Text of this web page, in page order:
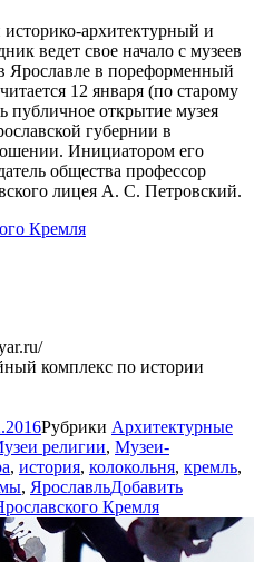
архитектурный и
ведет свое начало с музеев
Ярославле в пореформенный
12 января (по старому
публичное открытие музея
губернии в
Инициатором его
общества профессор
лицея А. С. Петровский.
Кремля
комплекс по истории
Рубрики Архитектурные
религии, Музеи-
, история, колокольня, кремль,
, ЯрославльДобавить
Кремля